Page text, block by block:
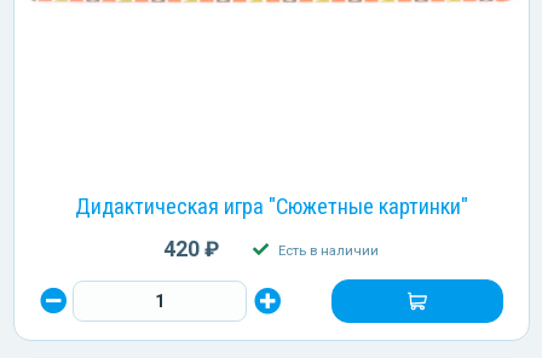
Дидактическая игра "Сюжетные картинки"
420 ₽ Есть в наличии